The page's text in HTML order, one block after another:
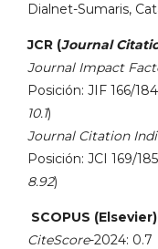
Dialnet-Sumaris,
JCR (Journal
Journal Impact
Posición: JIF 166/
10.1)
Journal Citation
Posición: JCI 169/
8.92)
SCOPUS (Elsevier)
CiteScore-2024: 0.7